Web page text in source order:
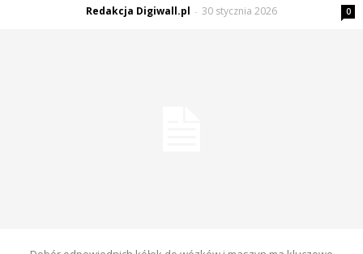
Redakcja Digiwall.pl - 30 stycznia 2026 0